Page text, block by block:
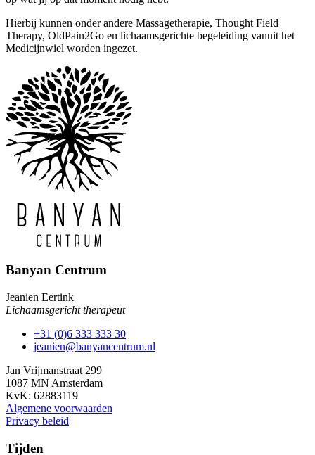
Hierbij kunnen onder andere Massagetherapie, Thought Field
Therapy, OldPain2Go en lichaamsgerichte begeleiding vanuit het
Medicijnwiel worden ingezet.
Banyan Centrum
Jeanien Eertink
Lichaamsgericht therapeut
+31 (0)6 333 333 30
jeanien@banyancentrum.nl
Jan Vrijmanstraat 299
1087 MN Amsterdam
KvK: 62883119
Algemene voorwaarden
Privacy beleid
Tijden